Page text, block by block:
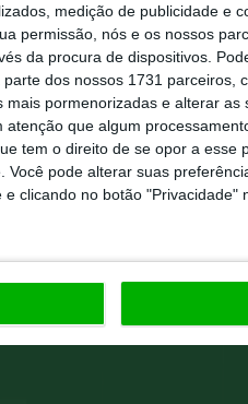
medição de publicidade e
permissão, nós e os nossos
da procura de dispositivos.
dos nossos 1731 parceiros,
pormenorizadas e alterar
atenção que algum
tem o direito de se opor a esse
Você pode alterar suas
clicando no botão "Privacidade"